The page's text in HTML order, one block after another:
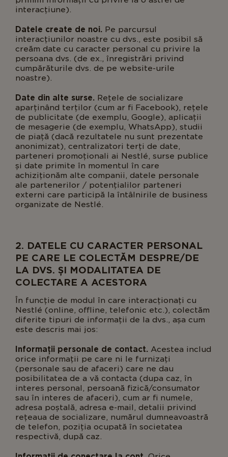
interacțiune).
Datele create de noi. Pe parcursul
interacțiunilor noastre cu dvs., este posibil să
creăm date cu caracter personal cu privire la
persoana dvs. (de ex., înregistrări privind
cumpărăturile dvs. de pe website-urile
noastre).
Date din alte surse. Rețele de socializare
aparținând terților (cum ar fi Facebook), rețele
de publicitate (de exemplu, Google), aplicații
de mesagerie (de exemplu, WhatsApp), studii
de piață (dacă rezultatele nu sunt prezentate
anonimizat), centralizatori terți de date,
parteneri promoționali ai Nestlé, surse publice
și date primite în momentul în care
achiziționăm alte companii, datele personale
ale partenerilor / potențialilor parteneri
externi care participă la întâlnirile de business
organizate de Nestlé.
2. DATELE CU CARACTER PERSONAL
PE CARE LE COLECTĂM DESPRE/DE
LA DVS. ȘI MODALITATEA DE
COLECTARE A ACESTORA
În funcție de modul în care interacționați cu
Nestlé (online, offline, telefonic etc.), colectăm
diferite tipuri de informații de la dvs., așa cum
este descris mai jos:
Informații personale de contact. Acestea includ
orice informații pe care ni le furnizați
(personale sau de afaceri) care ne dau
posibilitatea de a vă contacta (dupa caz, în
interes personal, persoană fizică/consumator
sau în interes de afaceri), cum ar fi numele,
adresa poștală, adresa e-mail, detalii privind
rețeaua de socializare, numărul dumneavoastră
de telefon, poziția ocupată în societatea
respectivă, după caz.